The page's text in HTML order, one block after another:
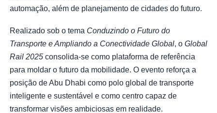
automação, além de planejamento de cidades do futuro.
Realizado sob o tema Conduzindo o Futuro do
Transporte e Ampliando a Conectividade Global, o Global
Rail 2025 consolida-se como plataforma de referência
para moldar o futuro da mobilidade. O evento reforça a
posição de Abu Dhabi como polo global de transporte
inteligente e sustentável e como centro capaz de
transformar visões ambiciosas em realidade.